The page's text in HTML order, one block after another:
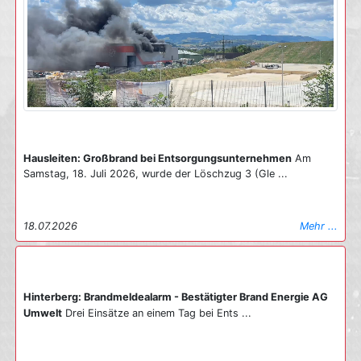
Hausleiten: Großbrand bei Entsorgungsunternehmen Am
Samstag, 18. Juli 2026, wurde der Löschzug 3 (Gle ...
18.07.2026 Mehr ...
Hinterberg: Brandmeldealarm - Bestätigter Brand Energie AG
Umwelt Drei Einsätze an einem Tag bei Ents ...